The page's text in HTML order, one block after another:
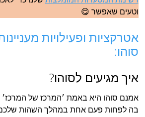
וטעים שאפשר 😋
אטרקציות ופעילויות
סוהו:
איך מגיעים לסוהו?
אמנם סוהו היא באמת ׳המרכז של המרכז׳
בה לפחות פעם אחת במהלך השהות שלכם